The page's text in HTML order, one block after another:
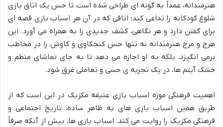
هنرمندانه، عمداً به گونه ای طراحی شده است تا حس یک اتاق بازی
شلوغ کودکانه را تداعی کند؛ اتاقی که در آن هر اسباب بازی قصه ای
برای گفتن دارد و هر نگاهی، کشف جدیدی را به همراه می آورد. این
هرج و مرج هنرمندانه نه تنها حس کنجکاوی و کاوش را در مخاطب
برمی انگیزد، بلکه به او اجازه می دهد تا به جای تماشای منظم و
خشک آیتم ها، در یک تجربه ی حسی و تعاملی غرق شود.
اهمیت فرهنگی موزه اسباب بازی عتیقه مکزیک در این است که از
طریق همین اسباب بازی های به ظاهر ساده، تاریخ اجتماعی و
فرهنگی مکزیک را روایت می کند. اسباب بازی ها، بیش از آنکه صرفاً